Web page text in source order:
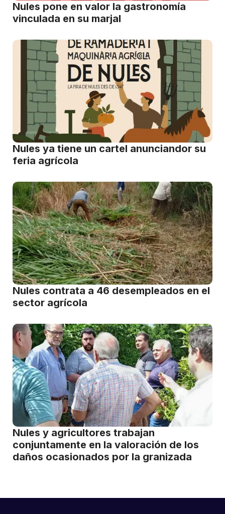
Nules pone en valor la gastronomía
vinculada en su marjal
Nules ya tiene un cartel anunciandor su
feria agrícola
Nules contrata a 46 desempleados en el
sector agrícola
Nules y agricultores trabajan
conjuntamente en la valoración de los
daños ocasionados por la granizada